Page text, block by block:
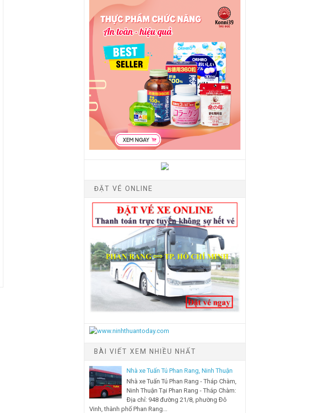
ĐẶT VÉ ONLINE
BÀI VIẾT XEM NHIỀU NHẤT
Nhà xe Tuấn Tú Phan Rang, Ninh Thuận
Nhà xe Tuấn Tú Phan Rang - Tháp Chàm,
Ninh Thuận Tại Phan Rang - Tháp Chàm:
Địa chỉ: 948 đường 21/8, phường Đô
Vinh, thành phố Phan Rang...